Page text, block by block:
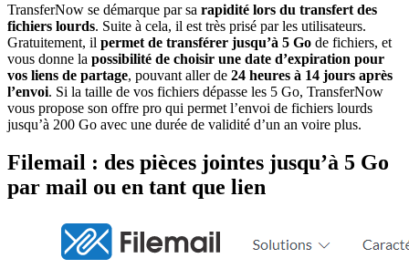
TransferNow se démarque par sa rapidité lors du transfert des
fichiers lourds. Suite à cela, il est très prisé par les utilisateurs.
Gratuitement, il permet de transférer jusqu’à 5 Go de fichiers, et
vous donne la possibilité de choisir une date d’expiration pour
vos liens de partage, pouvant aller de 24 heures à 14 jours après
l’envoi. Si la taille de vos fichiers dépasse les 5 Go, TransferNow
vous propose son offre pro qui permet l’envoi de fichiers lourds
jusqu’à 200 Go avec une durée de validité d’un an voire plus.
Filemail : des pièces jointes jusqu’à 5 Go
par mail ou en tant que lien